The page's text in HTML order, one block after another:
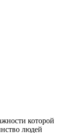
которой
людей